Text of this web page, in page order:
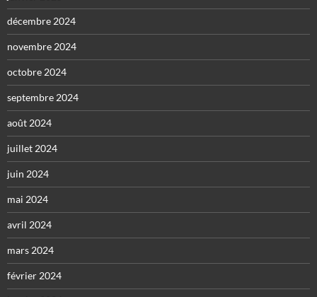
décembre 2024
novembre 2024
octobre 2024
septembre 2024
août 2024
juillet 2024
juin 2024
mai 2024
avril 2024
mars 2024
février 2024